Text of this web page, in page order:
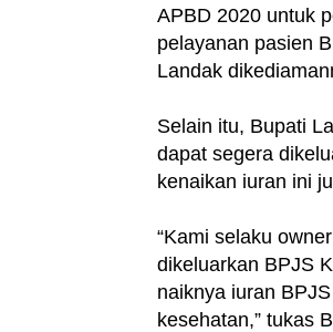
APBD 2020 untuk
pelayanan pasien
Landak
Selain itu, Bupati
dapat segera
kenaikan iuran ini
“Kami selaku
dikeluarkan BPJS
naiknya iuran
kesehatan,” tukas